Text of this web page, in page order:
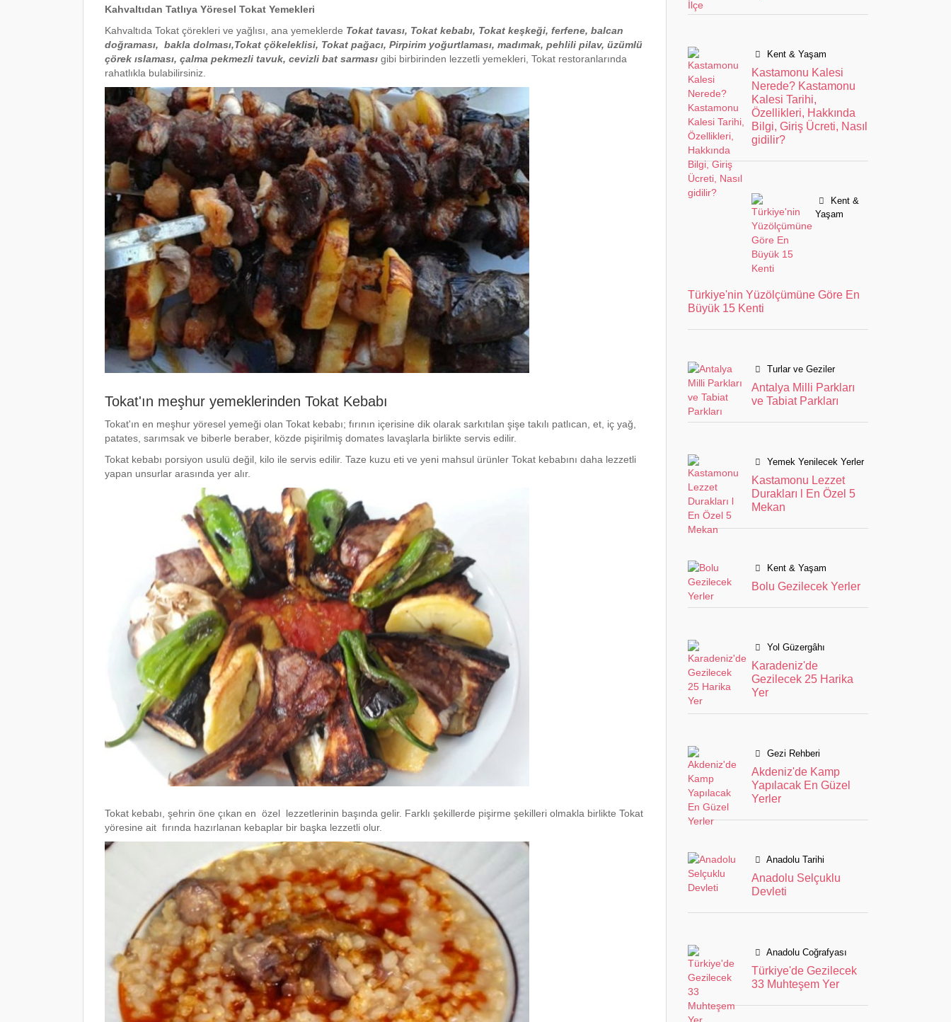
Kahvaltıdan Tatlıya Yöresel Tokat Yemekleri
Kahvaltıda Tokat çörekleri ve yağlısı, ana yemeklerde Tokat tavası, Tokat kebabı, Tokat keşkeği, ferfene, balcan
doğraması, bakla dolması,Tokat çökeleklisi, Tokat pağacı, Pirpirim yoğurtlaması, madımak, pehlili pilav, üzümlü
çörek ıslaması, çalma pekmezli tavuk, cevizli bat sarması gibi birbirinden lezzetli yemekleri, Tokat restoranlarında
rahatlıkla bulabilirsiniz.
Tokat'ın meşhur yemeklerinden Tokat Kebabı
Tokat'ın en meşhur yöresel yemeği olan Tokat kebabı; fırının içerisine dik olarak sarkıtılan şişe takılı patlıcan, et, iç yağ,
patates, sarımsak ve biberle beraber, közde pişirilmiş domates lavaşlarla birlikte servis edilir.
Tokat kebabı porsiyon usulü değil, kilo ile servis edilir. Taze kuzu eti ve yeni mahsul ürünler Tokat kebabını daha lezzetli
yapan unsurlar arasında yer alır.
Tokat kebabı, şehrin öne çıkan en özel lezzetlerinin başında gelir. Farklı şekillerde pişirme şekilleri olmakla birlikte Tokat
yöresine ait fırında hazırlanan kebaplar bir başka lezzetli olur.
Kent & Yaşam
Kastamonu Kalesi
Nerede? Kastamonu
Kalesi Tarihi,
Özellikleri, Hakkında
Bilgi, Giriş Ücreti, Nasıl
gidilir?
Kent &
Yaşam
Türkiye'nin Yüzölçümüne Göre En
Büyük 15 Kenti
Turlar ve Geziler
Antalya Milli Parkları
ve Tabiat Parkları
Yemek Yenilecek Yerler
Kastamonu Lezzet
Durakları l En Özel 5
Mekan
Kent & Yaşam
Bolu Gezilecek Yerler
Yol Güzergâhı
Karadeniz'de
Gezilecek 25 Harika
Yer
Gezi Rehberi
Akdeniz'de Kamp
Yapılacak En Güzel
Yerler
Anadolu Tarihi
Anadolu Selçuklu
Devleti
Anadolu Coğrafyası
Türkiye'de Gezilecek
33 Muhteşem Yer